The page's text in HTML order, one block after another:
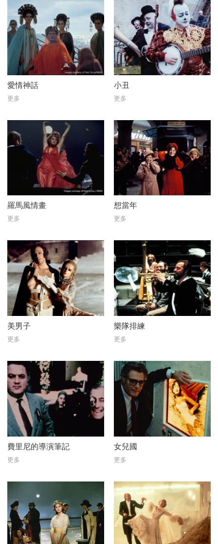
愛情神話
更多
小丑
更多
羅馬風情畫
更多
想當年
更多
美男子
更多
樂隊排練
更多
費里尼的導演筆記
更多
女兒國
更多